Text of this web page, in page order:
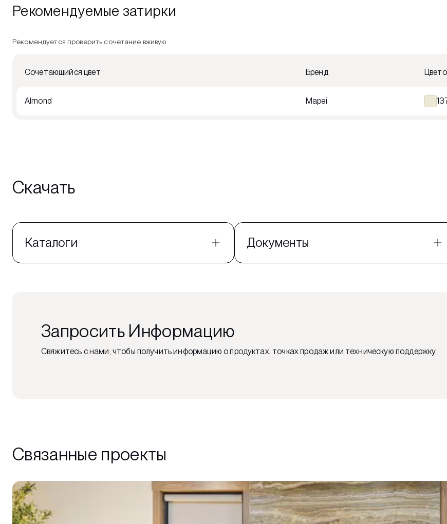
Рекомендуемые затирки
Рекомендуется проверить сочетание вживую
Сочетающийся цвет Бренд
Almond Mapei
Скачать
Каталоги Документы
Запросить Информацию
Свяжитесь с нами, чтобы получить информацию о продуктах, точках продаж или техническую поддержку.
Связанные проекты